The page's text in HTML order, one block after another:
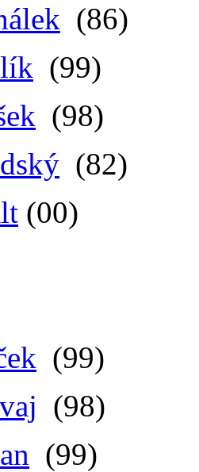
(86)
(99)
(98)
(82)
(00)
(99)
(98)
(99)